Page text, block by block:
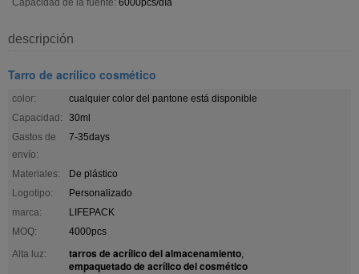
Capacidad de la fuente: 6000pcs/día
descripción
Tarro de acrílico cosmético
color:
cualquier color del pantone está disponible
Capacidad:
30ml
Gastos de
envío:
7-35days
Materiales:
De plástico
Logotipo:
Personalizado
marca:
LIFEPACK
MOQ:
4000pcs
Alta luz:
tarros de acrílico del almacenamiento,
empaquetado de acrílico del cosmético